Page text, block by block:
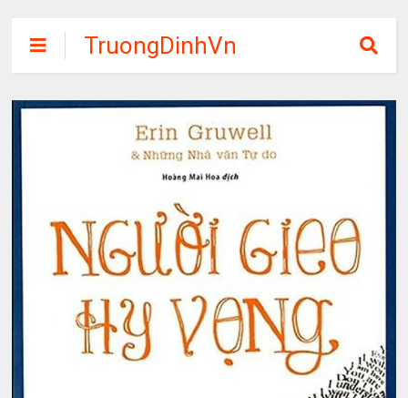
TruongDinhVn
Chia sẽ ebook,
các khóa học,
phần mềm học
tập miễn phí